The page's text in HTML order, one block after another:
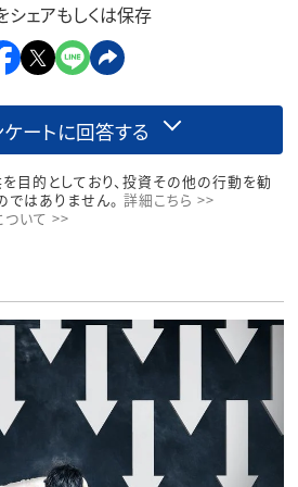
シェアもしくは保存
ケートに回答する
目的としており、投資その他の行動を勧
はありません。 詳細こちら >>
ついて >>